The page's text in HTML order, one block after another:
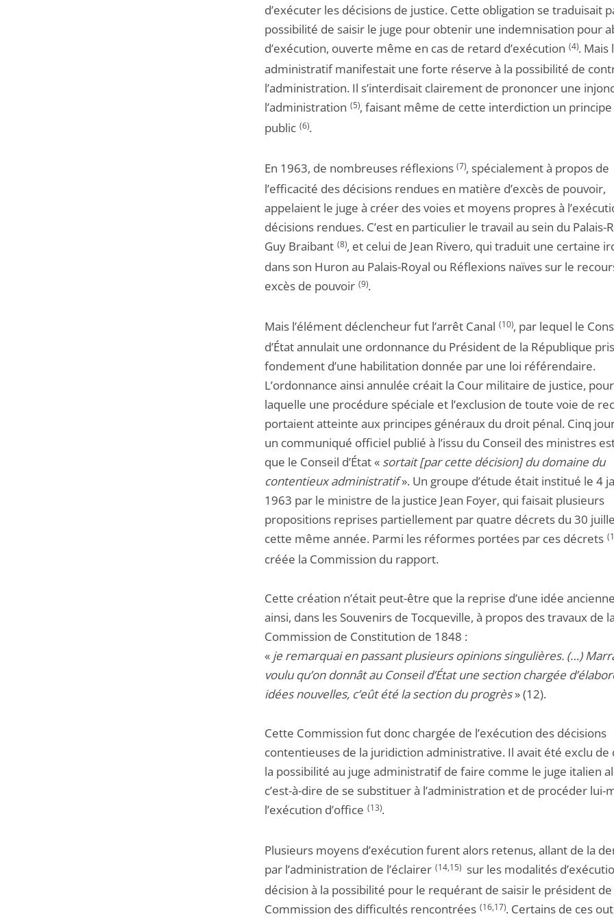
d’exécuter les décisions de justice. Cette obligation se traduisait
possibilité de saisir le juge pour obtenir une indemnisation pour
d’exécution, ouverte même en cas de retard d’exécution (4). Mais
administratif manifestait une forte réserve à la possibilité de
l’administration. Il s’interdisait clairement de prononcer une
l’administration (5), faisant même de cette interdiction un principe
public (6).
En 1963, de nombreuses réflexions (7), spécialement à propos de
l’efficacité des décisions rendues en matière d’excès de pouvoir,
appelaient le juge à créer des voies et moyens propres à
décisions rendues. C’est en particulier le travail au sein du Palais-
Guy Braibant (8), et celui de Jean Rivero, qui traduit une certaine
dans son Huron au Palais-Royal ou Réflexions naïves sur le
excès de pouvoir (9).
Mais l’élément déclencheur fut l’arrêt Canal (10), par lequel le
d’État annulait une ordonnance du Président de la République
fondement d’une habilitation donnée par une loi référendaire.
L’ordonnance ainsi annulée créait la Cour militaire de justice, pour
laquelle une procédure spéciale et l’exclusion de toute voie de
portaient atteinte aux principes généraux du droit pénal. Cinq
un communiqué officiel publié à l’issu du Conseil des ministres
que le Conseil d’État « sortait [par cette décision] du domaine du
contentieux administratif». Un groupe d’étude était institué le 4
1963 par le ministre de la justice Jean Foyer, qui faisait plusieurs
propositions reprises partiellement par quatre décrets du 30
cette même année. Parmi les réformes portées par ces décrets
créée la Commission du rapport.
Cette création n’était peut-être que la reprise d’une idée
ainsi, dans les Souvenirs de Tocqueville, à propos des travaux de la
Commission de Constitution de 1848 :
« je remarquai en passant plusieurs opinions singulières. (…)
voulu qu’on donnât au Conseil d’État une section chargée
idées nouvelles, c’eût été la section du progrès» (12).
Cette Commission fut donc chargée de l’exécution des décisions
contentieuses de la juridiction administrative. Il avait été exclu de
la possibilité au juge administratif de faire comme le juge italien
c’est-à-dire de se substituer à l’administration et de procéder lui-
l’exécution d’office (13).
Plusieurs moyens d’exécution furent alors retenus, allant de la
par l’administration de l’éclairer (14,15) sur les modalités
décision à la possibilité pour le requérant de saisir le président de
Commission des difficultés rencontrées (16,17). Certains de ces